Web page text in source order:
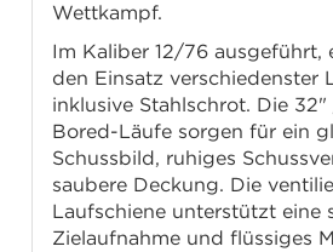
Wettkampf.
Im Kaliber 12/76 ausgeführt,
den Einsatz verschiedenster
inklusive Stahlschrot. Die
Bored-Läufe sorgen für ein
Schussbild, ruhiges
saubere Deckung. Die
Laufschiene unterstützt eine
Zielaufnahme und flüssiges